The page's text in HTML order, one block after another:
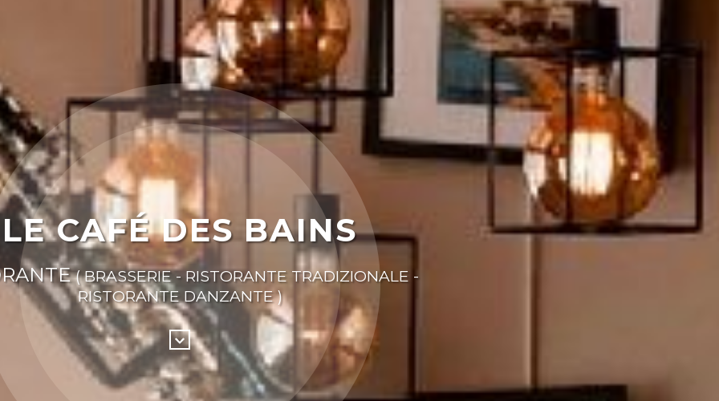
LE CAFÉ DES BAINS
( BRASSERIE - RISTORANTE TRADIZIONALE -
RISTORANTE DANZANTE )